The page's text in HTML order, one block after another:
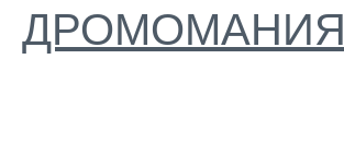
ДРОМОМАНИЯ